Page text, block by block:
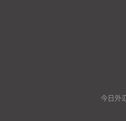
今日外